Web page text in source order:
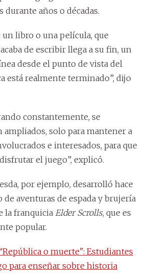
durante años o décadas.
un libro o una película, que
de escribir llega a su fin, un
desde el punto de vista del
está realmente terminado”, dijo
constantemente, se
solo para mantener a
e interesados, para que
el juego”, explicó.
por ejemplo, desarrolló hace
de aventuras de espada y brujería
la franquicia Elder Scrolls, que es
popular.
o muerte": Estudiantes
para enseñar sobre historia